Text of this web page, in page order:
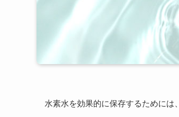
水素水を効果的に保存するためには、